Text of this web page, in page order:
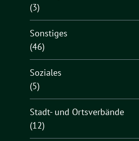
(3)
Sonstiges
(46)
Soziales
(5)
Stadt- und Ortsverbände
(12)